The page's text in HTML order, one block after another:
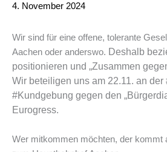
4. November 2024
Wir sind für eine offene, tolerante
Aachen oder anderswo. Deshalb
positionieren und „Zusammen
Wir beteiligen uns am 22.11. an der
#Kundgebung gegen den
Eurogress.
Wer mitkommen möchten, der kommt